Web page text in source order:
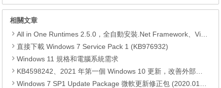
相關文章
All in One Runtimes 2.5.0，全自動安裝.Net Framework、Visual C++、DirectX、Flash Player、JRE
直接下載 Windows 7 Service Pack 1 (KB976932)
Windows 11 規格和電腦系統需求
KB4598242、2021 年第一個 Windows 10 更新，改善外部裝置安全性、解決HTTPS安全漏洞、印表機呼叫(RPC)漏洞
Windows 7 SP1 Update Package 微軟更新修正包 (2020.01月份)